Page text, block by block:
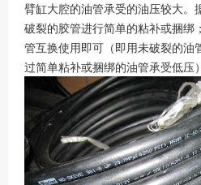
臂缸大腔的油管承受的油压较大。
破裂的胶管进行简单的粘补或捆绑
管互换使用即可（即用未破裂的油
过简单粘补或捆绑的油管承受低压